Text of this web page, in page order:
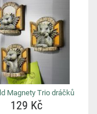
Magnety Trio dráčků
129 Kč